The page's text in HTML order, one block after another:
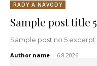
RADY A NÁVODY
Sample post title 5
Sample post no 5 excerpt.
Author name - 6.8.2026